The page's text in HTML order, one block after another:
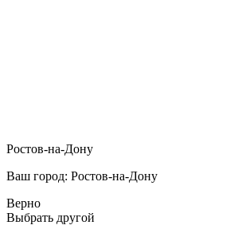
Ростов-на-Дону
Ваш город: Ростов-на-Дону
Верно
Выбрать другой